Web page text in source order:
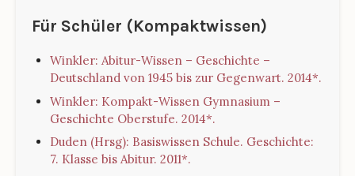
Für Schüler (Kompaktwissen)
Winkler: Abitur-Wissen – Geschichte –
Deutschland von 1945 bis zur Gegenwart. 2014*.
Winkler: Kompakt-Wissen Gymnasium –
Geschichte Oberstufe. 2014*.
Duden (Hrsg): Basiswissen Schule. Geschichte:
7. Klasse bis Abitur. 2011*.